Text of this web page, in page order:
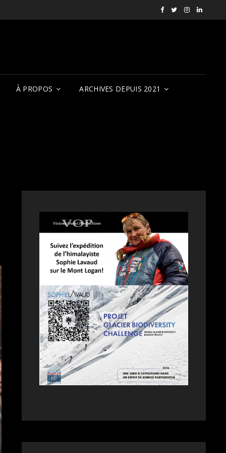
Facebook
X Instagram
VOP
À PROPOS ARCHIVES DEPUIS 2021